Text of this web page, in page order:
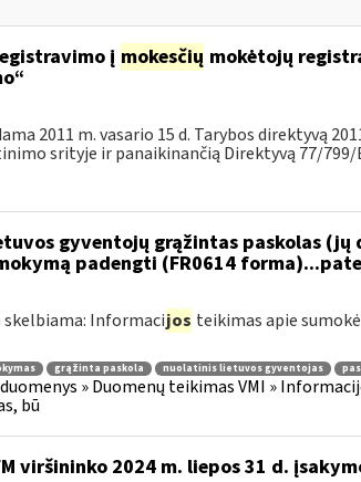
į mokesčių mokėtojų
2011 m. vasario 15 d. Tarybos direktyvą
srityje ir panaikinančią Direktyvą 77/799/
gyventojų grąžintas paskolas
padengti (FR0614
skelbiama: Informacijos teikimas apie
grąžinta paskola nuolatinis lietuvos gyventojas
» Duomenų teikimas VMI »
bū
viršininko 2024 m. liepos 31 d.